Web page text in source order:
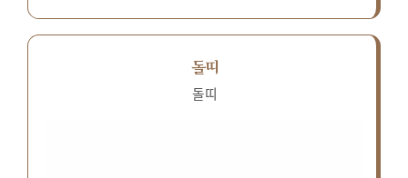
돌띠
돌띠